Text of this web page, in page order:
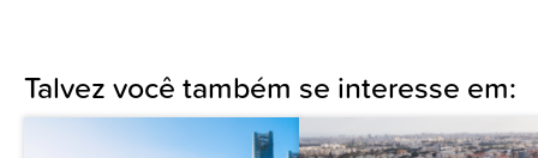
Talvez você também se interesse em: